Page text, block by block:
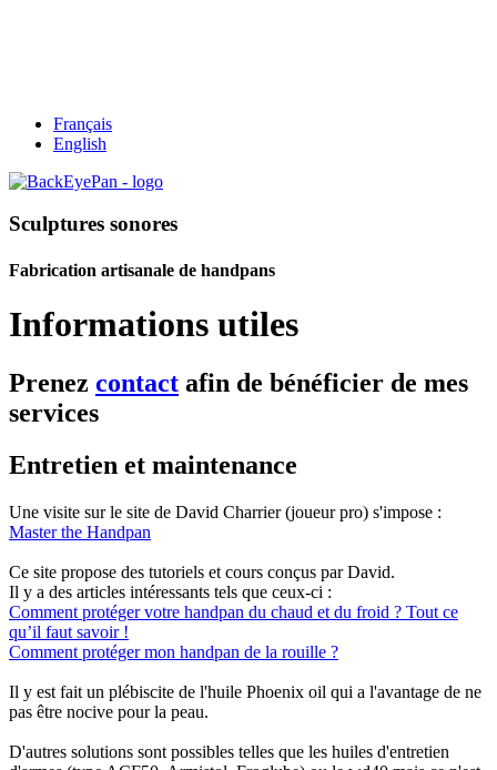
Français
English
Sculptures sonores
Fabrication artisanale de handpans
Informations utiles
Prenez contact afin de bénéficier de mes
services
Entretien et maintenance
Une visite sur le site de David Charrier (joueur pro) s'impose :
Master the Handpan
Ce site propose des tutoriels et cours conçus par David.
Il y a des articles intéressants tels que ceux-ci :
Comment protéger votre handpan du chaud et du froid ? Tout ce
qu’il faut savoir !
Comment protéger mon handpan de la rouille ?
Il y est fait un plébiscite de l'huile Phoenix oil qui a l'avantage de ne
pas être nocive pour la peau.
D'autres solutions sont possibles telles que les huiles d'entretien